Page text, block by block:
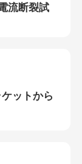
流断裂試
ットから